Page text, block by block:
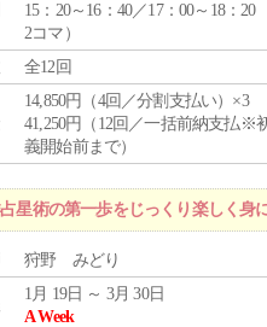
15：20～16：40／17：00～18：20
2コマ）
全12回
14,850円（4回／分割支払い）×3
41,250円（12回／一括前納支払※
義開始前まで）
星術の第一歩をじっくり楽しく身
狩野 みどり
1月 19日 ～ 3月 30日
A Week